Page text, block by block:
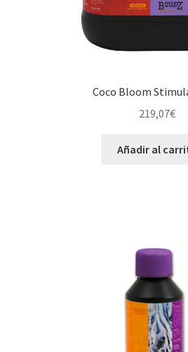
Coco Bloom
219,07€
Añadir al